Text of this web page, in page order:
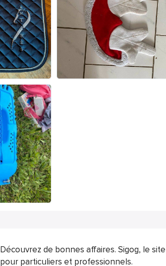
Découvrez de bonnes affaires. Sigog, le
pour particuliers et professionnels.